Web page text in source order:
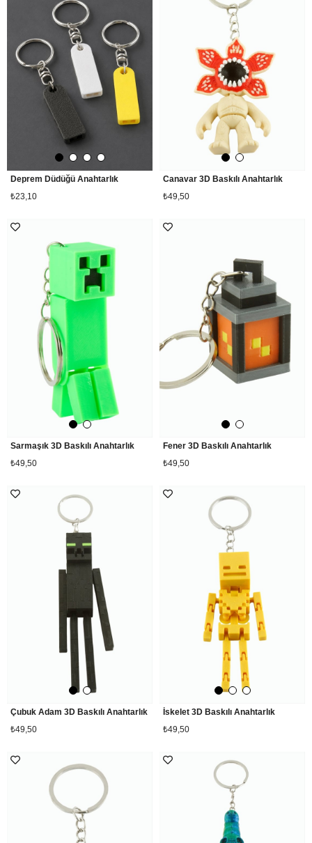
Deprem Düdüğü Anahtarlık
₺23,10
Canavar 3D Baskılı Anahtarlık
₺49,50
Sarmaşık 3D Baskılı Anahtarlık
₺49,50
Fener 3D Baskılı Anahtarlık
₺49,50
Çubuk Adam 3D Baskılı Anahtarlık
₺49,50
İskelet 3D Baskılı Anahtarlık
₺49,50